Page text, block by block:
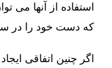
استفاده از آنها می
که دست خود را در
اگر چنین اتفاقی